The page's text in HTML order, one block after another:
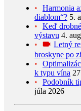
Harmonia
diablom“? 5.
Keď
výstavu 4.
Letný
broskyne po
k typu vína
Podobník
júla 2026